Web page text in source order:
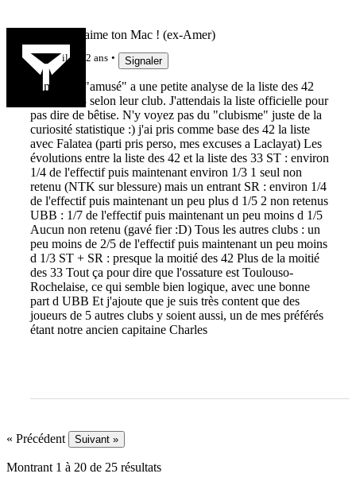
Rho, mais aime ton Mac ! (ex-Amer)
il y a 2 ans Signaler
Je me suis "amusé" a une petite analyse de la liste des 42
puis des 33 selon leur club. J'attendais la liste officielle pour
pas dire de bêtise. N'y voyez pas du "clubisme" juste de la
curiosité statistique :) j'ai pris comme base des 42 la liste
avec Falatea (parti pris perso, mes excuses a Laclayat) Les
évolutions entre la liste des 42 et la liste des 33 ST : environ
1/4 de l'effectif puis maintenant environ 1/3 1 seul non
retenu (NTK sur blessure) mais un entrant SR : environ 1/4
de l'effectif puis maintenant un peu plus d 1/5 2 non retenus
UBB : 1/7 de l'effectif puis maintenant un peu moins d 1/5
Aucun non retenu (gavé fier :D) Tous les autres clubs : un
peu moins de 2/5 de l'effectif puis maintenant un peu moins
d 1/3 ST + SR : presque la moitié des 42 Plus de la moitié
des 33 Tout ça pour dire que l'ossature est Toulouso-
Rochelaise, ce qui semble bien logique, avec une bonne
part d UBB Et j'ajoute que je suis très content que des
joueurs de 5 autres clubs y soient aussi, un de mes préférés
étant notre ancien capitaine Charles
« Précédent Suivant »
Montrant 1 à 20 de 25 résultats